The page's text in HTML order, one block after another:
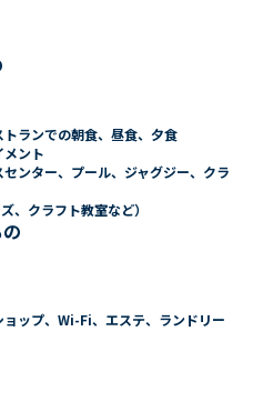
ランでの朝食、昼食、夕食
メント
ンター、プール、ジャグジー、クラ
、クラフト教室など）
ップ、Wi-Fi、エステ、ランドリー